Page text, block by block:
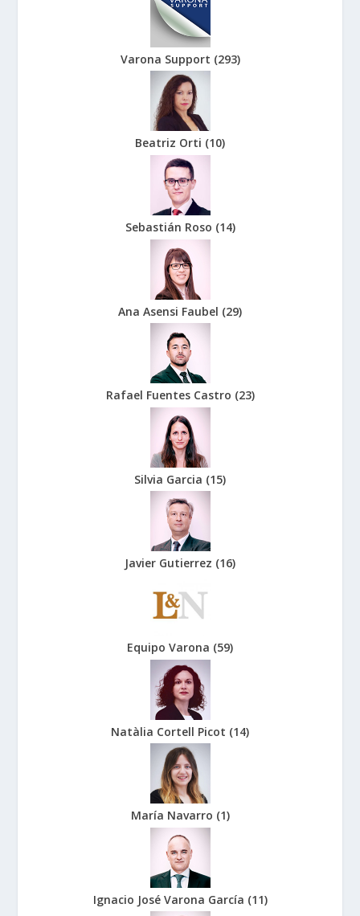
Varona Support (293)
Beatriz Orti (10)
Sebastián Roso (14)
Ana Asensi Faubel (29)
Rafael Fuentes Castro (23)
Silvia Garcia (15)
Javier Gutierrez (16)
Equipo Varona (59)
Natàlia Cortell Picot (14)
María Navarro (1)
Ignacio José Varona García (11)